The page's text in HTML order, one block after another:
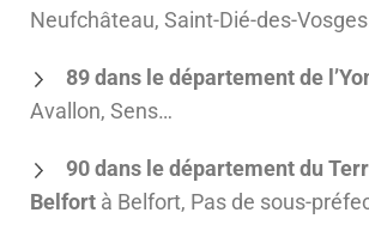
Neufchâteau, Saint-Dié-des-
89 dans le département de
Avallon, Sens…
90 dans le département du
Belfort à Belfort, Pas de sous-